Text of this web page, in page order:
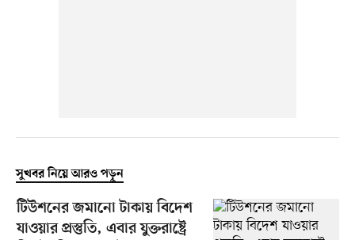
সুখবর নিয়ে আরও পড়ুন
টিউশনের জমানো টাকায় বিদেশ
যাওয়ার প্রস্তুতি, এবার যুক্তরাষ্ট্রে